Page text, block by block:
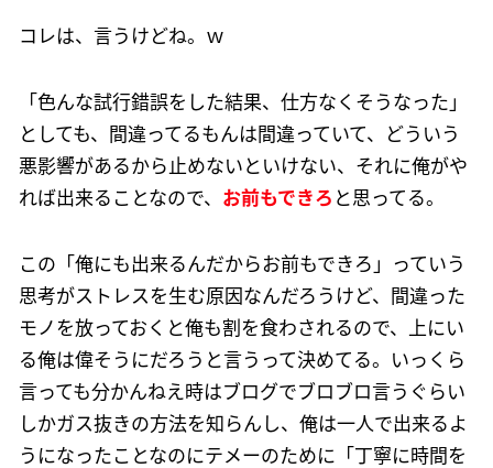
コレは、言うけどね。ｗ
「色んな試行錯誤をした結果、仕方なくそうなった」
としても、間違ってるもんは間違っていて、どういう
悪影響があるから止めないといけない、それに俺がや
れば出来ることなので、 お前もできろ と思ってる。
この「俺にも出来るんだからお前もできろ」っていう
思考がストレスを生む原因なんだろうけど、間違った
モノを放っておくと俺も割を食わされるので、上にい
る俺は偉そうにだろうと言うって決めてる。いっくら
言っても分かんねえ時はブログでブロブロ言うぐらい
しかガス抜きの方法を知らんし、俺は一人で出来るよ
うになったことなのにテメーのために「丁寧に時間を